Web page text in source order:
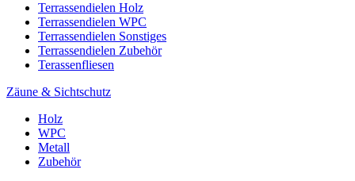
Terrassendielen Holz
Terrassendielen WPC
Terrassendielen Sonstiges
Terrassendielen Zubehör
Terassenfliesen
Zäune & Sichtschutz
Holz
WPC
Metall
Zubehör